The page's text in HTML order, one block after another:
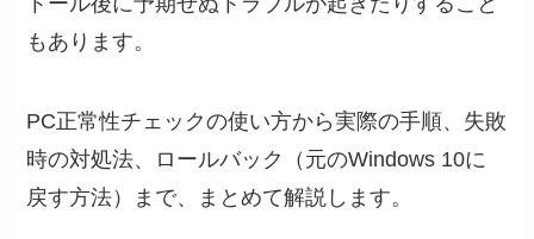
もあります。
PC正常性チェックの使い方から実際の手順、失敗
時の対処法、ロールバック（元のWindows 10に
戻す方法）まで、まとめて解説します。